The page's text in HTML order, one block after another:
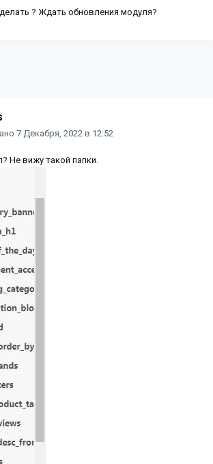
? Ждать обновления модуля?
7 Декабря, 2022 в 12:52
Не вижу такой папки.